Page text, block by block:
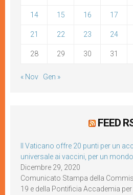
14 15 16 17
21 22 23 24
28 29 30 31
« Nov Gen »
FEED
Il Vaticano offre 20 punti per un
universale ai vaccini, per un
Dicembre 29, 2020
Comunicato Stampa della
19 e della Pontificia Accademia per